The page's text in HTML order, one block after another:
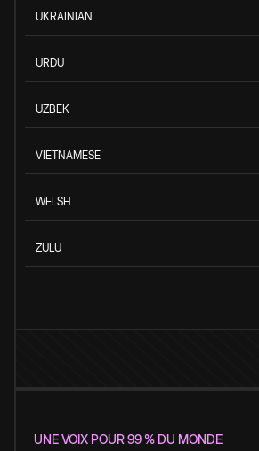
UKRAINIAN
URDU
UZBEK
VIETNAMESE
WELSH
ZULU
UNE VOIX POUR 99 % DU MONDE